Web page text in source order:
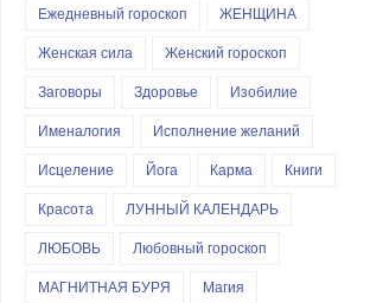
Ежедневный гороскоп
ЖЕНЩИНА
Женская сила
Женский гороскоп
Заговоры
Здоровье
Изобилие
Именалогия
Исполнение желаний
Исцеление
Йога Карма
Книги
Красота
ЛУННЫЙ КАЛЕНДАРЬ
ЛЮБОВЬ
Любовный гороскоп
МАГНИТНАЯ БУРЯ
Магия